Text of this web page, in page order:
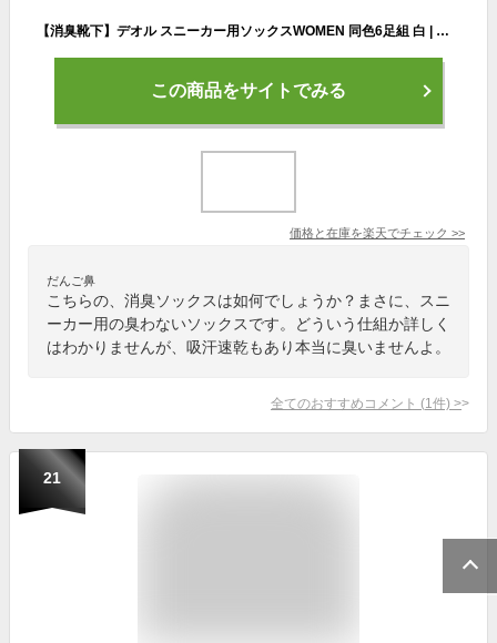
【消臭靴下】デオル スニーカー用ソックスWOMEN 同色6足組 白 | 臭わない 足 臭い下 デオルソックス レディース 消臭 消臭ソックス 足の臭い 汗 無臭 女性 まとめ買い 足臭 くつ下 スニーカーソックス 足汗 吸収 足臭い ソックス 【あす楽】
この商品をサイトでみる
価格と在庫を楽天でチェック >>
だんご鼻
こちらの、消臭ソックスは如何でしょうか？まさに、スニ
ーカー用の臭わないソックスです。どういう仕組か詳しく
はわかりませんが、吸汗速乾もあり本当に臭いませんよ。
全てのおすすめコメント (1 件) >
21